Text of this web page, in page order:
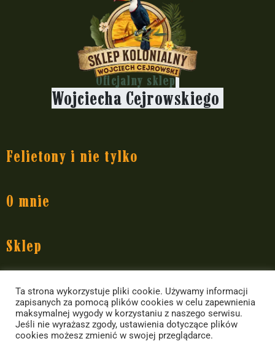
Oficjalny sklep
Wojciecha Cejrowskiego
Felietony i nie tylko
Dziennik polityczny
O mnie
Przedsięwzięcia
Książki Wojciecha Cejrowskiego
Dla mediów
Kontakt
Sklep
Akcesoria do yerby i inne
Jedzenie i picie
Koszule i koszulki
Informacje
Kontakt ze sklepem
Ta strona wykorzystuje pliki cookie. Używamy informacji
zapisanych za pomocą plików cookies w celu zapewnienia
maksymalnej wygody w korzystaniu z naszego serwisu.
Jeśli nie wyrażasz zgody, ustawienia dotyczące plików
cookies możesz zmienić w swojej przeglądarce.